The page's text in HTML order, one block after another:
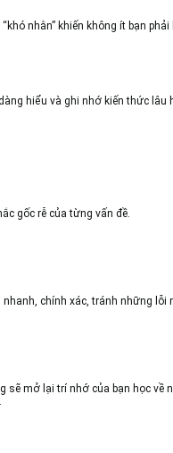
nhằn” khiến không ít bạn
hiểu và ghi nhớ kiến thức
gốc rễ của từng vấn đề.
chính xác, tránh những lỗi
mở lại trí nhớ của bạn học về